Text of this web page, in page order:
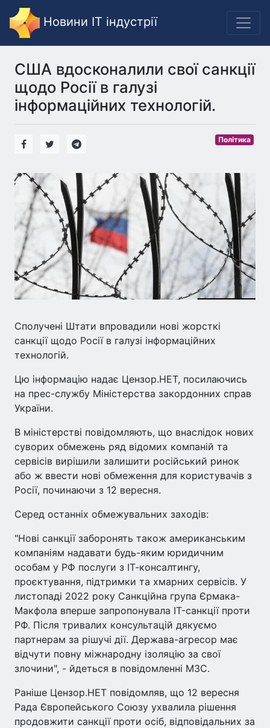
Новини IT індустрії
США вдосконалили свої санкції
щодо Росії в галузі
інформаційних технологій.
Політика
Сполучені Штати впровадили нові жорсткі
санкції щодо Росії в галузі інформаційних
технологій.
Цю інформацію надає Цензор.НЕТ, посилаючись
на прес-службу Міністерства закордонних справ
України.
В міністерстві повідомляють, що внаслідок нових
суворих обмежень ряд відомих компаній та
сервісів вирішили залишити російський ринок
або ж ввести нові обмеження для користувачів з
Росії, починаючи з 12 вересня.
Серед останніх обмежувальних заходів:
"Нові санкції заборонять також американським
компаніям надавати будь-яким юридичним
особам у РФ послуги з ІТ-консалтингу,
проєктування, підтримки та хмарних сервісів. У
листопаді 2022 року Санкційна група Єрмака-
Макфола вперше запропонувала IT-санкції проти
РФ. Після тривалих консультацій дякуємо
партнерам за рішучі дії. Держава-агресор має
відчути повну міжнародну ізоляцію за свої
злочини", - йдеться в повідомленні МЗС.
Раніше Цензор.НЕТ повідомляв, що 12 вересня
Рада Європейського Союзу ухвалила рішення
продовжити санкції проти осіб, відповідальних за